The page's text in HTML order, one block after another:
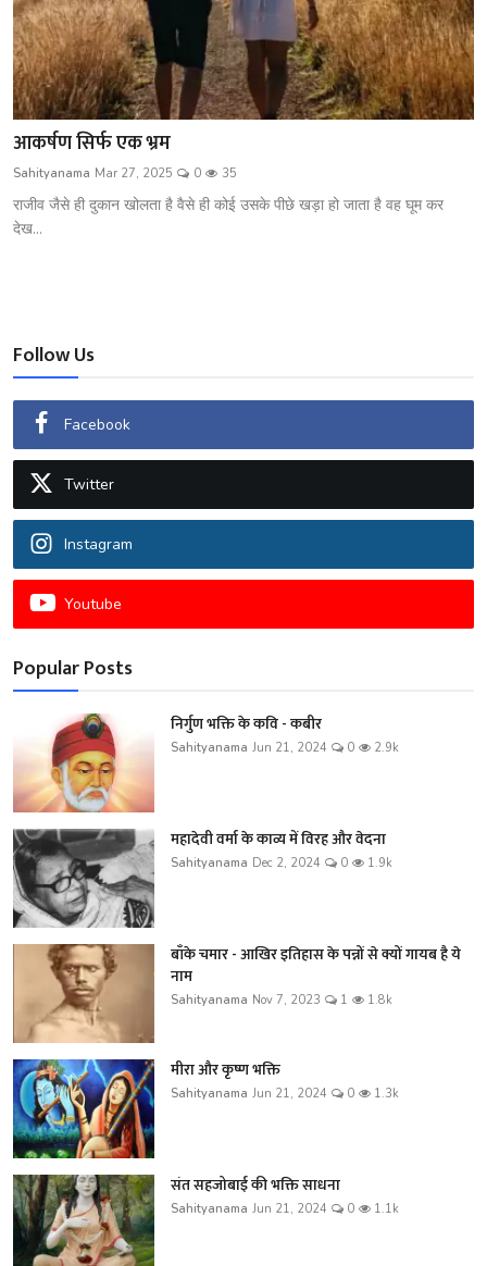
आकर्षण सिर्फ एक भ्रम
Sahityanama Mar 27, 2025 0 35
राजीव जैसे ही दुकान खोलता है वैसे ही कोई उसके पीछे खड़ा हो जाता है वह घूम कर
देख...
Follow Us
Facebook
Twitter
Instagram
Youtube
Popular Posts
निर्गुण भक्ति के कवि - कबीर
Sahityanama Jun 21, 2024 0 2.9k
महादेवी वर्मा के काव्य में विरह और वेदना
Sahityanama Dec 2, 2024 0 1.9k
बाँके चमार - आखिर इतिहास के पन्नों से क्यों गायब है ये
नाम
Sahityanama Nov 7, 2023 1 1.8k
मीरा और कृष्ण भक्ति
Sahityanama Jun 21, 2024 0 1.3k
संत सहजोबाई की भक्ति साधना
Sahityanama Jun 21, 2024 0 1.1k